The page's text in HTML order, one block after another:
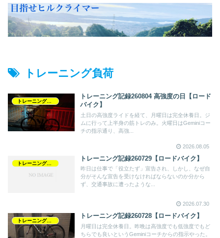
トレーニング負荷
トレーニング記録
トレーニング記録260804 高強度の日【ロード
バイク】
土日の高強度ライドを経て、月曜日は完全休養日。ジ
ムに行って上半身の筋トレのみ。火曜日はGeminiコー
チの指示通り、高強...
2026.08.05
トレーニング記録
トレーニング記録260729【ロードバイク】
昨日は仕事で「役立たず」宣告され、しかし、なぜ自
分がそんな宣告を受けなければならないのか分から
ず、交通事故に遭ったような...
2026.07.30
トレーニング記録
トレーニング記録260728【ロードバイク】
月曜日は完全休養日。昨晩は高強度でも低強度でもど
ちらでも良いというGeminiコーチからの指示やった。